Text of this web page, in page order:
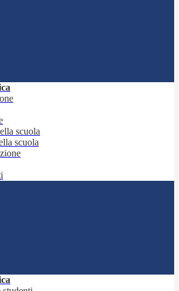
scuola
scuola